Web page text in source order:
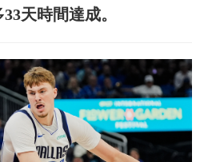
天時間達成。